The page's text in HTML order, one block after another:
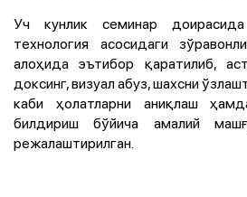
Уч кунлик семинар
технология асосидаги
алоҳида эътибор қаратилиб,
доксинг, визуал абуз, шахсни
каби ҳолатларни аниқлаш
билдириш бўйича амалий
режалаштирилган.